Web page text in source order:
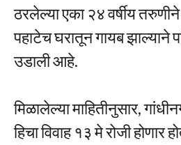
ठरलेल्या एका २४ वर्षीय
पहाटेच घरातून गायब
उडाली आहे.
मिळालेल्या माहितीनुसार,
हिचा विवाह १३ मे रोजी होणार